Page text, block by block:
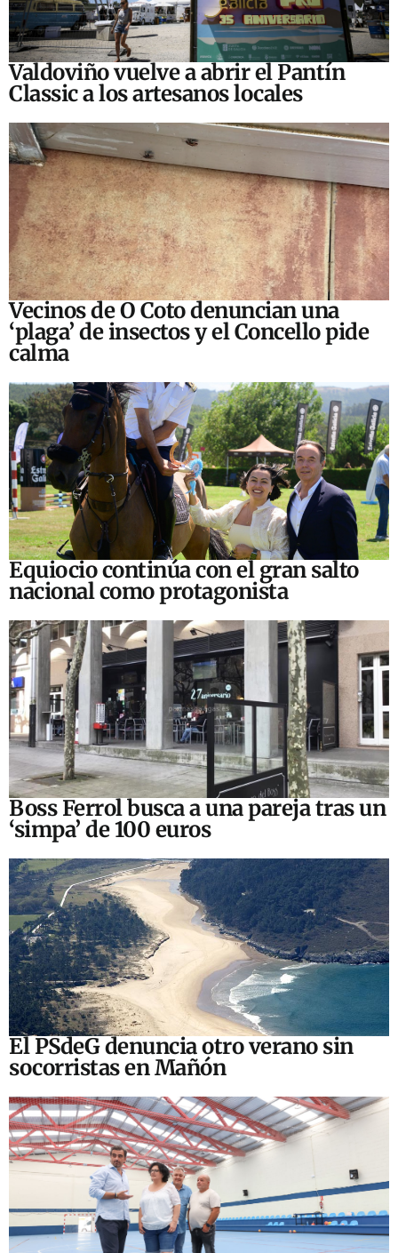
Valdoviño vuelve a abrir el Pantín
Classic a los artesanos locales
Vecinos de O Coto denuncian una
‘plaga’ de insectos y el Concello pide
calma
Equiocio continúa con el gran salto
nacional como protagonista
Boss Ferrol busca a una pareja tras un
‘simpa’ de 100 euros
El PSdeG denuncia otro verano sin
socorristas en Mañón